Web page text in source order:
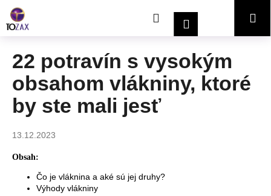
obsah
HľadaťPrihlásenieNákupný
22 potravín s vysokým
obsahom vlákniny, ktoré
by ste mali jesť
13.12.2023
Obsah:
Čo je vláknina a aké sú jej druhy?
Výhody vlákniny
o
Č
o
p
o
t
e